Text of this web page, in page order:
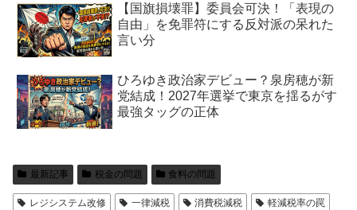
【国旗損壊罪】委員会可決！「表現の
自由」を免罪符にする反対派の呆れた
言い分
ひろゆき政治家デビュー？泉房穂が新
党結成！2027年選挙で東京を揺るがす
最強タッグの正体
最新記事 税金の問題 食料の問題
レジシステム改修 一律減税 消費税減税
軽減税率の罠